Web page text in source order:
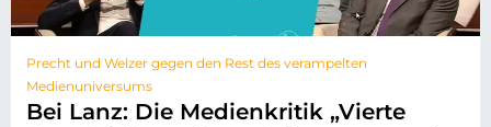
Precht und Welzer gegen den Rest des verampelten
Medienuniversums
Bei Lanz: Die Medienkritik „Vierte